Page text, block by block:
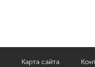
Карта сайта